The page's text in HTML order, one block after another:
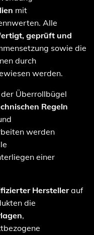
mit
Alle
geprüft und
sowie die
durch
werden.
Überrollbügel
Regeln
werden
einer
Herstellerauf
die
,